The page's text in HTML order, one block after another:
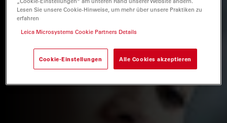
Lesen Sie unsere Cookie-Hinweise, um mehr über unsere Praktiken zu
erfahren
Leica Microsystems Cookie Partners Details
Cookie-Einstellungen Alle Cookies akzeptieren